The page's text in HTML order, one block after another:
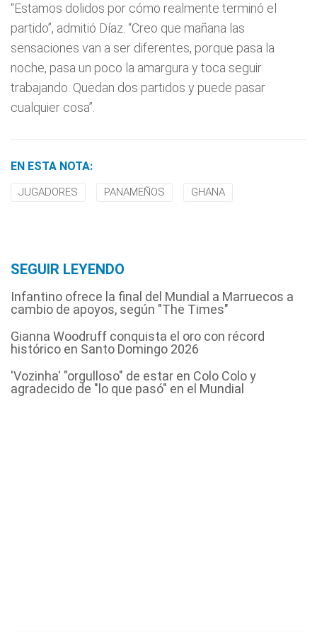
“Estamos dolidos por cómo realmente terminó el
partido”, admitió Díaz. “Creo que mañana las
sensaciones van a ser diferentes, porque pasa la
noche, pasa un poco la amargura y toca seguir
trabajando. Quedan dos partidos y puede pasar
cualquier cosa”.
EN ESTA NOTA:
JUGADORES PANAMEÑOS GHANA
SEGUIR LEYENDO
Infantino ofrece la final del Mundial a Marruecos a
cambio de apoyos, según "The Times"
Gianna Woodruff conquista el oro con récord
histórico en Santo Domingo 2026
'Vozinha' "orgulloso" de estar en Colo Colo y
agradecido de "lo que pasó" en el Mundial